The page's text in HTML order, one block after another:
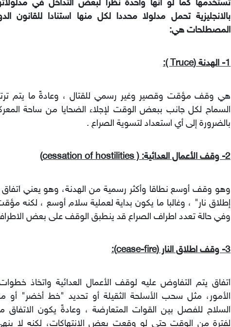
تستخدمها كما لو انها واحدة نظرا لبعض التداخل في
بالانجليزية تحمل مدلولا محددا لكل منها استنادا للقانون
المصطلحات هي:
1- الهدنة (Truce ):
هي وقف مؤقت وقصير وغير رسمي للقتال ، وعادةً ما يتم
السماح لكل جانب ببعض الوقت لإجلاء الضحايا من ساحة
بالضرورة إلى أي استعداد لتسوية الصراع .
2- وقف الأعمال العدائية: ( cessation of hostilities)
وهو وقف أوسع نطاقا وأكثر رسمية من الهدنة، وهو يعني اتفاق
إطلاق نار" ، وغالبا ما يكون بداية لعملية سلام أوسع ، لكنه
وفي حالة تعدد اطراف الصراع قد ينطبق الوقف على بعض
3- وقف اطلاق النار (cease-fire):
اتفاق يتم التفاوض عليه لوقف الأعمال العدائية واتخاذ
الأمور، مثل سحب الأسلحة الثقيلة أو تحديد "خط أخضر" أو
السلاح للفصل بين القوات المتعارضة ، وعادةً يكون الاتفاق
لفترة من الوقت حتى لو وقعت بعض الانتهاكات، لكنه لا